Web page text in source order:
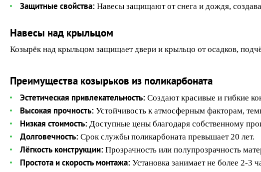
Защитные свойства: Навесы защищают от снега и дождя,
Навесы над крыльцом
Козырёк над крыльцом защищает двери и крыльцо от осадков,
Преимущества козырьков из поликарбоната
Эстетическая привлекательность: Создают красивые и гибкие
Высокая прочность: Устойчивость к атмосферным факторам,
Низкая стоимость: Доступные цены благодаря собственному
Долговечность: Срок службы поликарбоната превышает 20 лет.
Лёгкость конструкции: Прозрачность или полупрозрачность
Простота и скорость монтажа: Установка занимает не более 2-3